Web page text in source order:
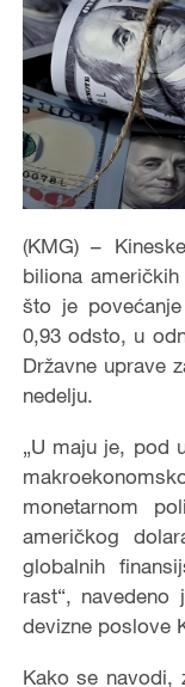
(KMG) –
biliona
što je
0,93 odsto, u
Državne uprave
nedelju.
„U maju je, pod
monetarnom
američkog
globalnih
rast“, navedeno
devizne poslove
Kako se navodi,